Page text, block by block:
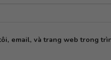
email, và trang web trong